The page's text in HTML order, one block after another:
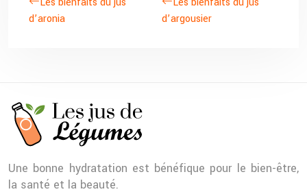
d’aronia
d’argousier
Une bonne hydratation est bénéfique pour le bien-être,
la santé et la beauté.